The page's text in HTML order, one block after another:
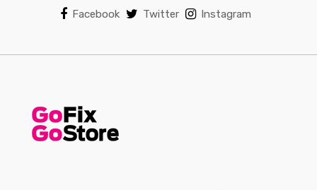
Facebook Twitter Instagram